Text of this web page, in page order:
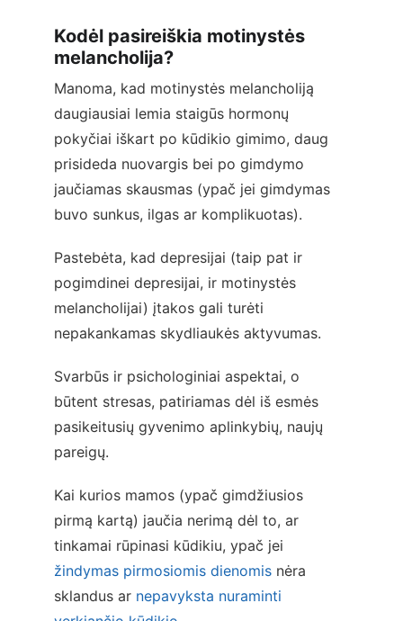
Kodėl pasireiškia motinystės
melancholija?
Manoma, kad motinystės melancholiją
daugiausiai lemia staigūs hormonų
pokyčiai iškart po kūdikio gimimo, daug
prisideda nuovargis bei po gimdymo
jaučiamas skausmas (ypač jei gimdymas
buvo sunkus, ilgas ar komplikuotas).
Pastebėta, kad depresijai (taip pat ir
pogimdinei depresijai, ir motinystės
melancholijai) įtakos gali turėti
nepakankamas skydliaukės aktyvumas.
Svarbūs ir psichologiniai aspektai, o
būtent stresas, patiriamas dėl iš esmės
pasikeitusių gyvenimo aplinkybių, naujų
pareigų.
Kai kurios mamos (ypač gimdžiusios
pirmą kartą) jaučia nerimą dėl to, ar
tinkamai rūpinasi kūdikiu, ypač jei
žindymas pirmosiomis dienomis nėra
sklandus ar nepavyksta nuraminti